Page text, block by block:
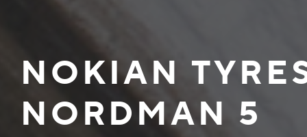
NOKIAN
NORDMAN 5